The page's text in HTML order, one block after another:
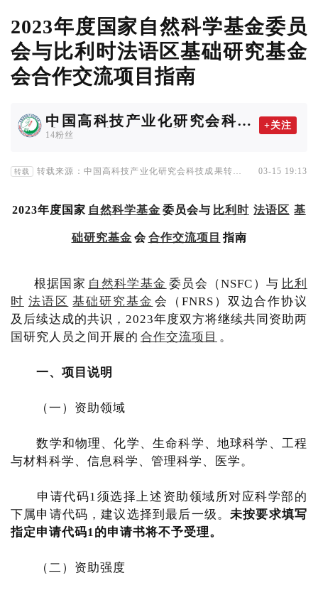
2023年度国家自然科学基金委员
会与比利时法语区基础研究基金
会合作交流项目指南
中国高科技产业化研究会科技
成果转化协作工作委员会
14粉丝
+关注
转载
转载来源：中国高科技产业化研究会科技成果转化协
03-15 19:13
2023年度国家 自然科学基金 委员会与 比利时 法语区 基
础研究基金 会 合作交流项目 指南
根据国家 自然科学基金 委员会（NSFC）与 比利
时 法语区 基础研究基金 会（FNRS）双边合作协议
及后续达成的共识，2023年度双方将继续共同资助两
国研究人员之间开展的 合作交流项目 。
一、项目说明
（一）资助领域
数学和物理、化学、生命科学、地球科学、工程
与材料科学、信息科学、管理科学、医学。
申请代码1须选择上述资助领域所对应科学部的
下属申请代码，建议选择到最后一级。未按要求填写
指定申请代码1的申请书将不予受理。
（二）资助强度